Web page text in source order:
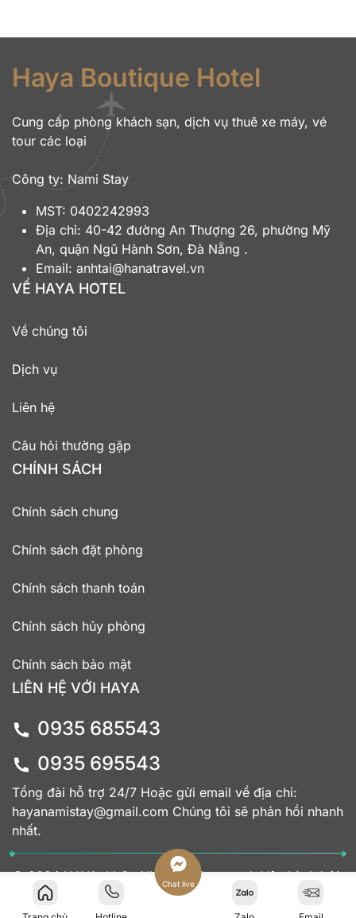
Haya Boutique Hotel
Cung cấp phòng khách sạn, dịch vụ thuê xe máy, vé
tour các loại
Công ty: Nami Stay
MST: 0402242993
Địa chỉ: 40-42 đường An Thượng 26, phường Mỹ
An, quận Ngũ Hành Sơn, Đà Nẵng .
Email: anhtai@hanatravel.vn
VỀ HAYA HOTEL
Về chúng tôi
Dịch vụ
Liên hệ
Câu hỏi thường gặp
CHÍNH SÁCH
Chính sách chung
Chính sách đặt phòng
Chính sách thanh toán
Chính sách hủy phòng
Chính sách bảo mật
LIÊN HỆ VỚI HAYA
0935 685543
0935 695543
Tổng đài hỗ trợ 24/7 Hoặc gửi email về địa chỉ:
hayanamistay@gmail.com Chúng tôi sẽ phản hồi nhanh
nhất.
© 2024 HAYA, LLC. All Rights Reserved. Vận hành bởi
Nami Stay
Chat live